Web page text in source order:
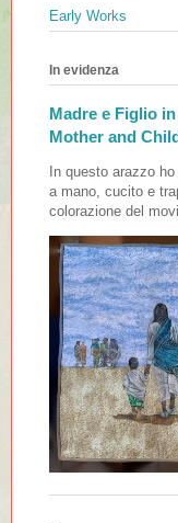
Early Works
In evidenza
Madre e Figlio
Mother and
In questo arazzo
a mano, cucito e
colorazione del